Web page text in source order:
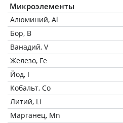
Микроэлементы
Алюминий, Al
Бор, B
Ванадий, V
Железо, Fe
Йод, I
Кобальт, Co
Литий, Li
Марганец, Mn